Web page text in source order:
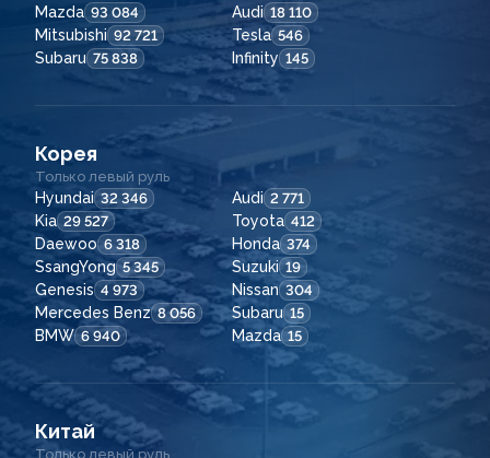
Mazda 93 084 Audi 18 110
Mitsubishi 92 721 Tesla 546
Subaru 75 838 Infinity 145
Корея
Только левый руль
Hyundai 32 346 Audi 2 771
Kia 29 527 Toyota 412
Daewoo 6 318 Honda 374
SsangYong 5 345 Suzuki 19
Genesis 4 973 Nissan 304
Mercedes Benz 8 056 Subaru 15
BMW 6 940 Mazda 15
Китай
Только левый руль